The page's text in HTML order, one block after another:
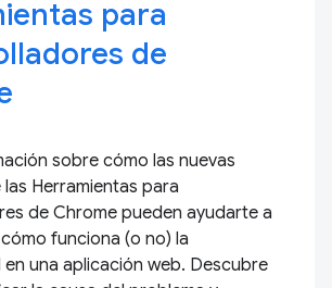
para
de
sobre cómo las nuevas
Herramientas para
de Chrome pueden ayudarte a
funciona (o no) la
una aplicación web. Descubre